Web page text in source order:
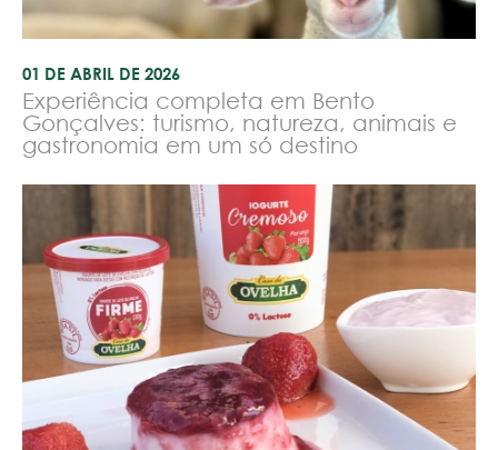
01 DE ABRIL DE 2026
Experiência completa em Bento
Gonçalves: turismo, natureza, animais e
gastronomia em um só destino